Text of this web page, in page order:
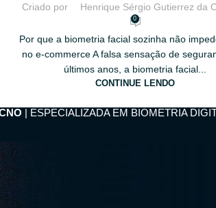
Criado por Henrique Sérgio Gutierrez da
0
Por que a biometria facial sozinha não
no e-commerce A falsa sensação de
últimos anos, a biometria facial...
CONTINUE LENDO
| ESPECIALIZADA EM BIOMETRIA